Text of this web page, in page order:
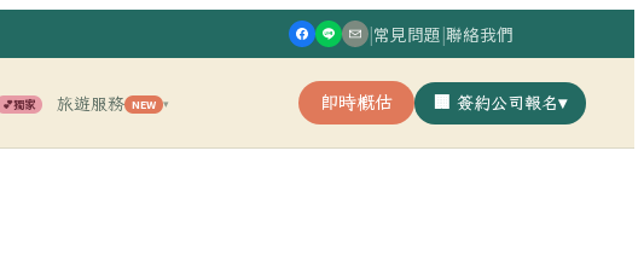
|常見問題|聯絡我們
💕獨家 旅遊服務 NEW ▾ 即時概估 🏢 簽約公司報名▾